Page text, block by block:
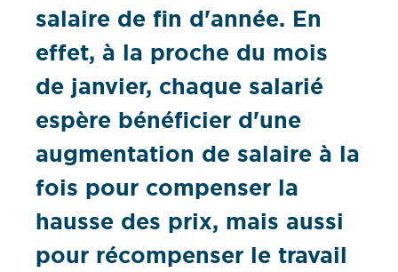
salaire de fin d'année. En
effet, à la proche du mois
de janvier, chaque salarié
espère bénéficier d'une
augmentation de salaire à la
fois pour compenser la
hausse des prix, mais aussi
pour récompenser le travail